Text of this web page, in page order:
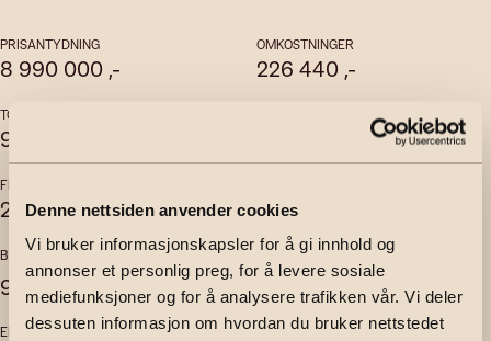
Denne nettsiden anvender cookies
Vi bruker informasjonskapsler for å gi innhold og
annonser et personlig preg, for å levere sosiale
mediefunksjoner og for å analysere trafikken vår. Vi deler
dessuten informasjon om hvordan du bruker nettstedet
PRISANTYDNING
8 990 000,-
OMKOSTNINGER
226 440,-
TOTALPRIS
9 240 611
FELLESKOSTNADER
per mnd
FELLESGJELD
24 171,- 20 676
BRUKSAREAL
90m2
INTERNT BRUKSAREAL
84m2
EKSTERNT BRUKSAREAL